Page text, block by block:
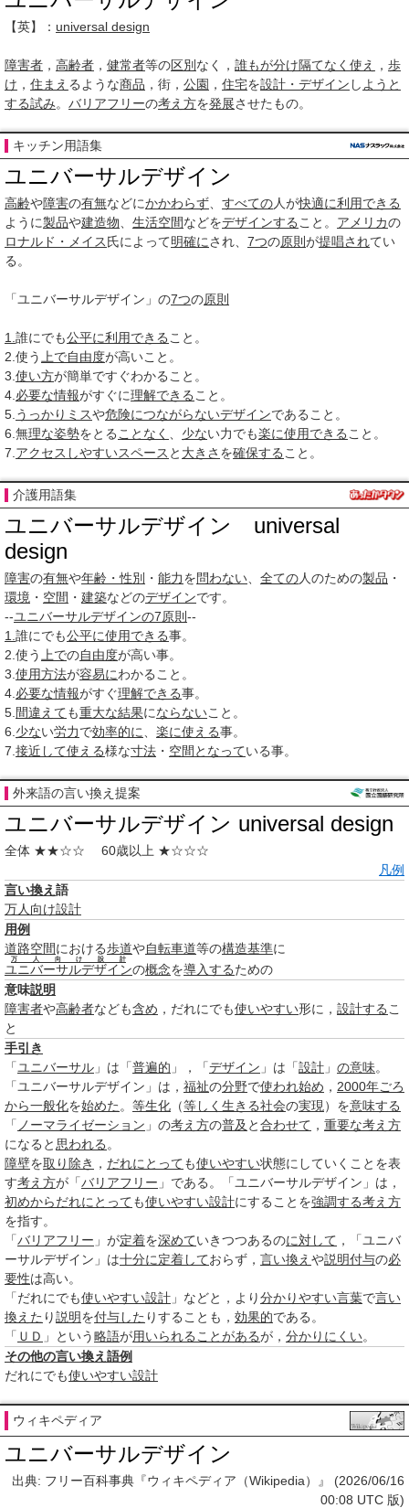
【英】： universal design
障害者 ， 高齢者 ， 健常者等の区別 なく， 誰もが分け隔てなく 使え ， 歩
け ， 住まえ るような商品 ，街， 公園 ， 住宅を設計・デザイン し ようと
する試み。 バリアフリーの考え方を発展させたもの。
キッチン用語集
ユニバーサルデザイン
高齢や障害の有無などにかかわらず すべての人が快適に利用できる
ように製品や建造物 生活空間などをデザインする こと。 アメリカの
ロナルド・メイス氏によって明確にされ、 7つの原則 が提唱されてい
る。
「ユニバーサルデザイン」の7つの原則
1. 誰にでも公平に利用できる こと。
2.使う
上で自由度が高いこと。
3. 使い方が簡単ですぐわかること。
4. 必要な情報がすぐに理解できる こと。
5. うっかりミスや危険につながらないデザインであること。
6.無理な姿勢をとる ことなく 少ない力でも楽に使用できる こと。
7. アクセス しやすいスペース と 大きさ を確保する こと。
介護用語集
ユニバーサルデザイン universal
design
障害の有無や年齢・性別 ・ 能力を問わない 全ての人のための製品 ・
環境 ・ 空間 ・ 建築などのデザインです。
--ユニバーサルデザインの7原則 --
1. 誰にでも公平に使用できる事。
2.使う
上での自由度が高い事。
3. 使用方法が容易にわかること。
4. 必要な情報がすぐ理解できる事。
5. 間違えても重大な結果にならないこと。
6. 少ない労力で効率的に 楽に使える事。
7. 接近して使える様な寸法 ・ 空間 となっている事。
外来語の言い換え提案
ユニバーサルデザイン universal design
全体 ★★☆☆
60歳以上 ★☆☆☆
凡例
言い換え 語
万人向け設計
用例
道路空間における歩道や自転車道等の構造基準に
ユニバーサルデザイン
万人向け設計
の概念を導入するための
意味説明
障害者や高齢者なども含め ，だれにでも使いやすい形に， 設計する こ
と
手引き
「ユニバーサル 」は「普遍的 」，「デザイン 」は「設計 」 の意味。
「ユニバーサルデザイン」は， 福祉の分野で使われ始め ， 2000年ごろ
から一般化を始めた 。 等生化 （等しく 生きる社会の実現 ）を意味する
「 ノーマライゼーション 」の考え方の普及 と合わせて ， 重要な考え方
になると 思われる 。
障壁を取り除き ， だれにとっても使いやすい状態にしていくことを表
す考え方が「バリアフリー 」である。「ユニバーサルデザイン」は，
初めからだれにとっても使いやすい設計にすることを強調する考え方
を指す。
「バリアフリー 」が定着を深めていきつつあるのに対して ，「ユニバ
ーサルデザイン」は十分に定着しておらず， 言い換え や説明付与の必
要性は高い。
「だれにでも使いやすい設計 」などと，より分かりやすい言葉で言い
換えた り説明を付与した りすることも， 効果的である。
「 ＵＤ 」という略語が用いられる ことがあるが， 分かりにくい。
その他の言い換え 語例
だれにでも使いやすい設計
ウィキペディア
ユニバーサルデザイン
出典: フリー百科事典『ウィキペディア（Wikipedia）』 (2026/06/16
00:08 UTC 版)